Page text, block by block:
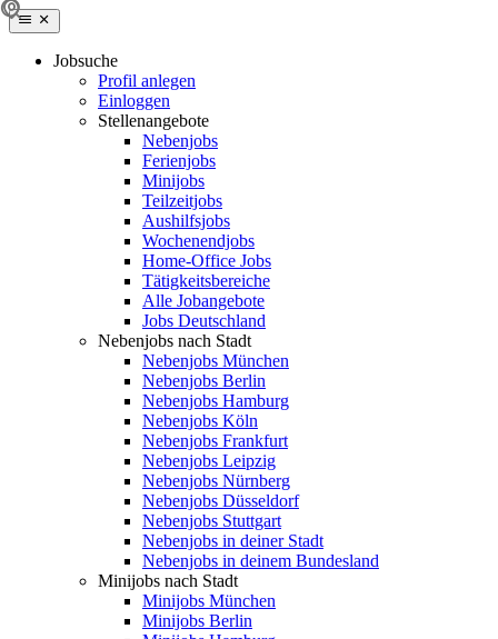
Jobsuche
Profil anlegen
Einloggen
Stellenangebote
Nebenjobs
Ferienjobs
Minijobs
Teilzeitjobs
Aushilfsjobs
Wochenendjobs
Home-Office Jobs
Tätigkeitsbereiche
Alle Jobangebote
Jobs Deutschland
Nebenjobs nach Stadt
Nebenjobs München
Nebenjobs Berlin
Nebenjobs Hamburg
Nebenjobs Köln
Nebenjobs Frankfurt
Nebenjobs Leipzig
Nebenjobs Nürnberg
Nebenjobs Düsseldorf
Nebenjobs Stuttgart
Nebenjobs in deiner Stadt
Nebenjobs in deinem Bundesland
Minijobs nach Stadt
Minijobs München
Minijobs Berlin